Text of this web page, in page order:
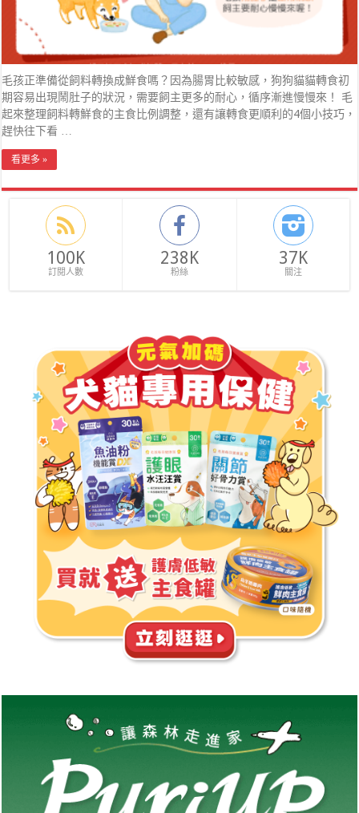
毛孩正準備從飼料轉換成鮮食嗎？因為腸胃比較敏感，狗狗貓貓轉食初
期容易出現鬧肚子的狀況，需要飼主更多的耐心，循序漸進慢慢來！ 毛
起來整理飼料轉鮮食的主食比例調整，還有讓轉食更順利的4個小技巧，
趕快往下看 …
看更多 »
100K
訂閱人數
238K
粉絲
37K
關注